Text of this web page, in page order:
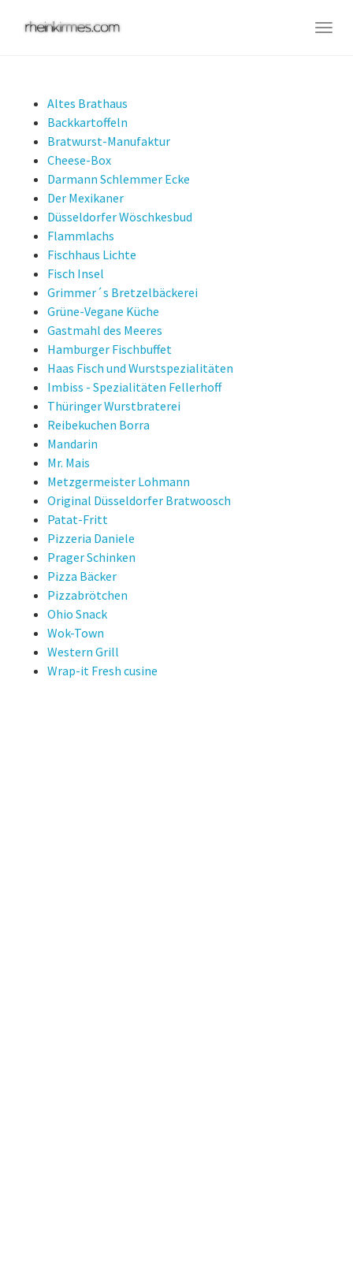
Altes Brathaus
Backkartoffeln
Bratwurst-Manufaktur
Cheese-Box
Darmann Schlemmer Ecke
Der Mexikaner
Düsseldorfer Wöschkesbud
Flammlachs
Fischhaus Lichte
Fisch Insel
Grimmer´s Bretzelbäckerei
Grüne-Vegane Küche
Gastmahl des Meeres
Hamburger Fischbuffet
Haas Fisch und Wurstspezialitäten
Imbiss - Spezialitäten Fellerhoff
Thüringer Wurstbraterei
Reibekuchen Borra
Mandarin
Mr. Mais
Metzgermeister Lohmann
Original Düsseldorfer Bratwoosch
Patat-Fritt
Pizzeria Daniele
Prager Schinken
Pizza Bäcker
Pizzabrötchen
Ohio Snack
Wok-Town
Western Grill
Wrap-it Fresh cusine